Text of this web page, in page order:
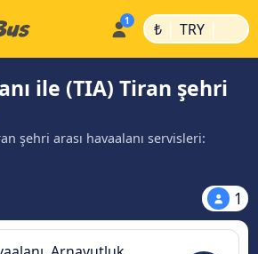
₺ | TRY |
ile (TIA) Tiran şehri
şehri arası havaalanı servisleri:
1